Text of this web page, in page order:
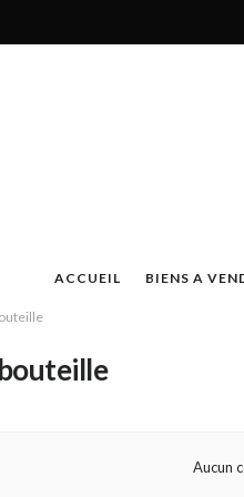
ACCUEIL BIENS A
bouteille
Aucun